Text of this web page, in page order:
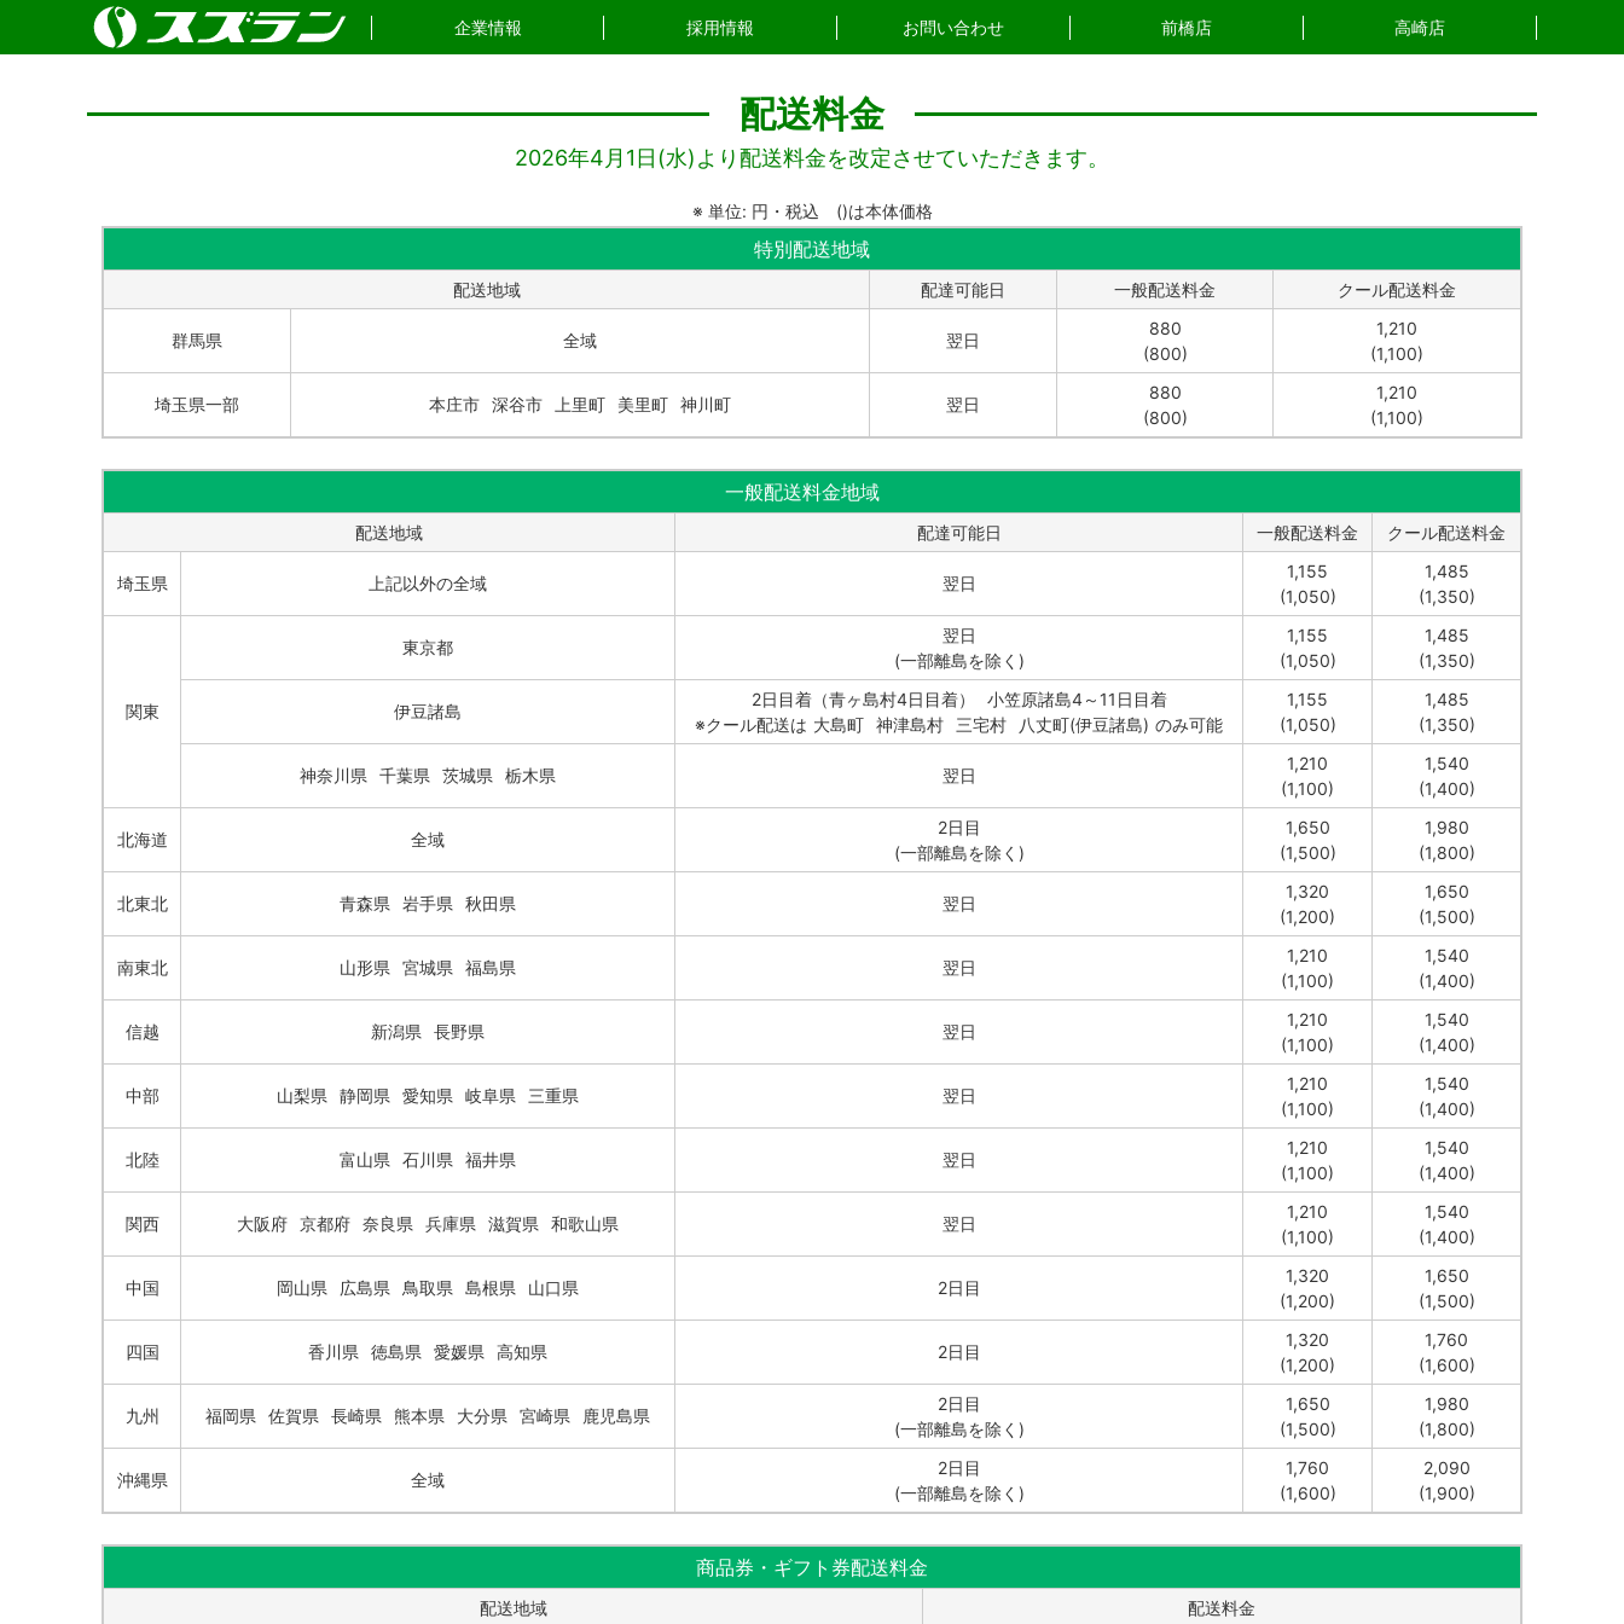
企業情報 採用情報 お問い合わせ 前橋店 高崎店
配送料金
2026年4月1日(水)より配送料金を改定させていただきます。
※ 単位: 円・税込 ()は本体価格
特別配送地域
配送地域 配達可能日 一般配送料金 クール配送料金
群馬県 全域 翌日
880
(800)
1,210
(1,100)
埼玉県一部 本庄市 深谷市 上里町 美里町 神川町 翌日
880
(800)
1,210
(1,100)
一般配送料金地域
配送地域 配達可能日 一般配送料金 クール配送料金
埼玉県 上記以外の全域 翌日
1,155
(1,050)
1,485
(1,350)
関東
東京都
翌日
(一部離島を除く)
1,155
(1,050)
1,485
(1,350)
伊豆諸島
2日目着（青ヶ島村4日目着）
小笠原諸島4～11日目着
※クール配送は 大島町 神津島村 三宅村 八丈町(伊豆諸島) のみ可能
1,155
(1,050)
1,485
(1,350)
神奈川県 千葉県 茨城県 栃木県 翌日
1,210
(1,100)
1,540
(1,400)
北海道 全域
2日目
(一部離島を除く)
1,650
(1,500)
1,980
(1,800)
北東北 青森県 岩手県 秋田県 翌日
1,320
(1,200)
1,650
(1,500)
南東北 山形県 宮城県 福島県 翌日
1,210
(1,100)
1,540
(1,400)
信越 新潟県 長野県 翌日
1,210
(1,100)
1,540
(1,400)
中部 山梨県 静岡県 愛知県 岐阜県 三重県 翌日
1,210
(1,100)
1,540
(1,400)
北陸 富山県 石川県 福井県 翌日
1,210
(1,100)
1,540
(1,400)
関西 大阪府 京都府 奈良県 兵庫県 滋賀県 和歌山県 翌日
1,210
(1,100)
1,540
(1,400)
中国 岡山県 広島県 鳥取県 島根県 山口県 2日目
1,320
(1,200)
1,650
(1,500)
四国 香川県 徳島県 愛媛県 高知県 2日目
1,320
(1,200)
1,760
(1,600)
九州 福岡県 佐賀県 長崎県 熊本県 大分県 宮崎県 鹿児島県
2日目
(一部離島を除く)
1,650
(1,500)
1,980
(1,800)
沖縄県 全域
2日目
(一部離島を除く)
1,760
(1,600)
2,090
(1,900)
商品券・ギフト券配送料金
配送地域 配送料金